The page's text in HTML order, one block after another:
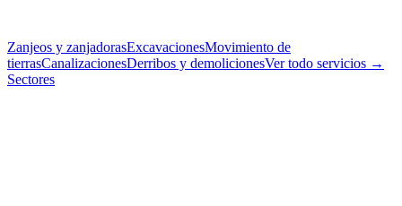
Zanjeos y zanjadorasExcavacionesMovimiento de
tierrasCanalizacionesDerribos y demolicionesVer todo servicios →
Sectores